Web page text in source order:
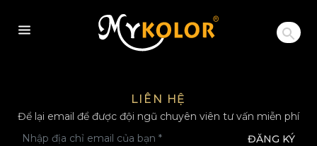
MYKOLOR
LIÊN HỆ
Để lại email để được đội ngũ chuyên viên tư vấn miễn phí
ĐĂNG KÝ